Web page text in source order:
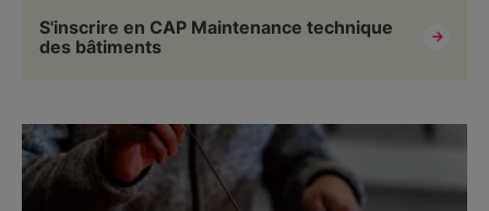
S'inscrire en CAP Maintenance technique
des bâtiments